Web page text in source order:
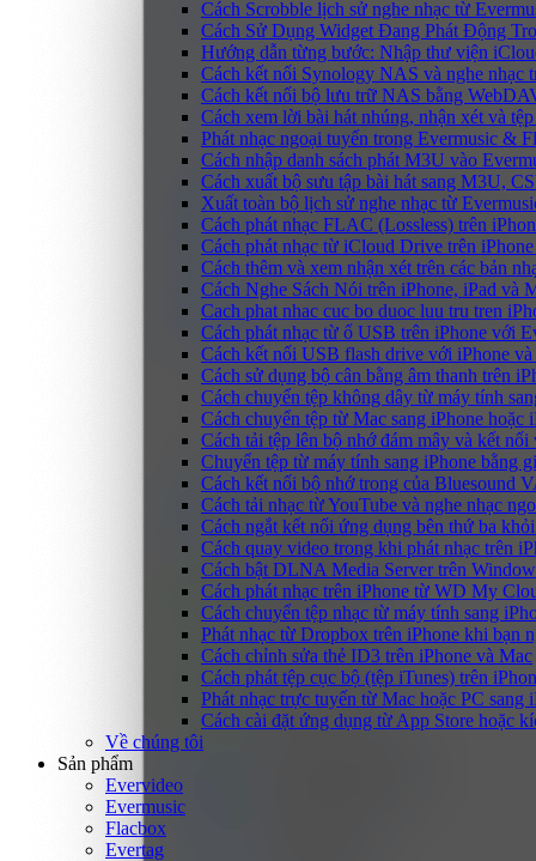
Cách Scrobble lịch sử nghe nhạc từ
Cách Sử Dụng Widget Đang Phát Động
Hướng dẫn từng bước: Nhập thư viện
Cách kết nối Synology NAS và nghe nhạc
Cách kết nối bộ lưu trữ NAS bằng
Cách xem lời bài hát nhúng, nhận xét và
Phát nhạc ngoại tuyến trong Evermusic &
Cách nhập danh sách phát M3U vào
Cách xuất bộ sưu tập bài hát sang M3U,
Xuất toàn bộ lịch sử nghe nhạc từ
Cách phát nhạc FLAC (Lossless) trên
Cách phát nhạc từ iCloud Drive trên
Cách thêm và xem nhận xét trên các bản
Cách Nghe Sách Nói trên iPhone, iPad và
Cach phat nhac cuc bo duoc luu tru tren
Cách phát nhạc từ ổ USB trên iPhone với
Cách kết nối USB flash drive với iPhone
Cách sử dụng bộ cân bằng âm thanh trên
Cách chuyển tệp không dây từ máy tính
Cách chuyển tệp từ Mac sang iPhone hoặc
Cách tải tệp lên bộ nhớ đám mây và kết
Chuyển tệp từ máy tính sang iPhone bằng
Cách kết nối bộ nhớ trong của Bluesound
Cách tải nhạc từ YouTube và nghe nhạc
Cách ngắt kết nối ứng dụng bên thứ ba
Cách quay video trong khi phát nhạc trên
Cách bật DLNA Media Server trên
Cách phát nhạc trên iPhone từ WD My
Cách chuyển tệp nhạc từ máy tính sang
Phát nhạc từ Dropbox trên iPhone khi bạn
Cách chỉnh sửa thẻ ID3 trên iPhone và Mac
Cách phát tệp cục bộ (tệp iTunes) trên
Phát nhạc trực tuyến từ Mac hoặc PC sang
Cách cài đặt ứng dụng từ App Store hoặc
Về chúng tôi
Sản phẩm
Evervideo
Evermusic
Flacbox
Evertag